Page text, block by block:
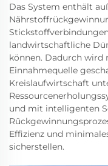
Das System enthält
landwirtschaftliche
können. Dadurch wird
Einnahmequelle
Kreislaufwirtschaft
und mit intelligenten
Effizienz und
sicherstellen.